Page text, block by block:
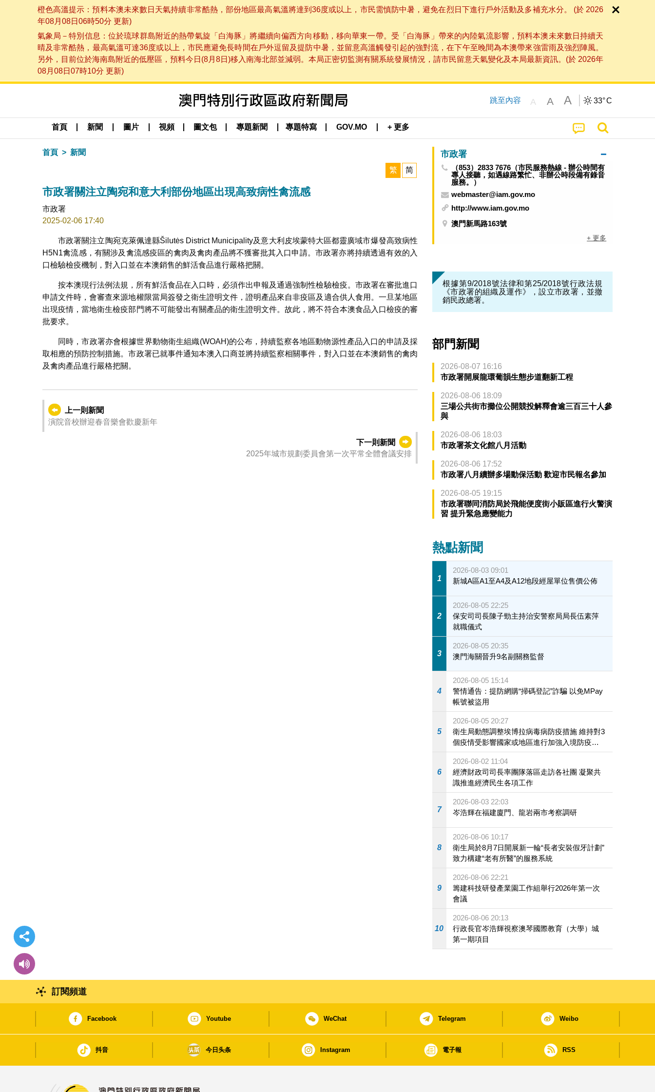
橙色高溫提示：預料本澳未來數日天氣持續非常酷熱，部份地區最高氣溫將達到36度或以上，市民需慎防中暑，避免在烈日下進行戶外活動及多補充水分。 (於 2026
年08月08日06時50分 更新)
氣象局－特別信息：位於琉球群島附近的熱帶氣旋「白海豚」將繼續向偏西方向移動，移向華東一帶。受「白海豚」帶來的內陸氣流影響，預料本澳未來數日持續天
晴及非常酷熱，最高氣溫可達36度或以上，市民應避免長時間在戶外逗留及提防中暑，並留意高溫觸發引起的強對流，在下午至晚間為本澳帶來強雷雨及強烈陣風。
另外，目前位於海南島附近的低壓區，預料今日(8月8日)移入南海北部並減弱。本局正密切監測有關系統發展情況，請市民留意天氣變化及本局最新資訊。(於 2026年
08月08日07時10分 更新)
跳至內容 A A A 33°C
首頁 新聞 圖片 視頻 圖文包 專題新聞 專題特寫 GOV.MO + 更多
首頁 新聞
繁 简
市政署關注立陶宛和意大利部份地區出現高致病性禽流感
市政署
2025-02-06 17:40
市政署關注立陶宛克萊佩達縣Šilutės District Municipality及意大利皮埃蒙特大區都靈廣域市爆發高致病性
H5N1禽流感，有關涉及禽流感疫區的禽肉及禽肉產品將不獲審批其入口申請。市政署亦將持續透過有效的入
口檢驗檢疫機制，對入口並在本澳銷售的鮮活食品進行嚴格把關。
按本澳現行法例法規，所有鮮活食品在入口時，必須作出申報及通過強制性檢驗檢疫。市政署在審批進口
申請文件時，會審查來源地權限當局簽發之衛生證明文件，證明產品來自非疫區及適合供人食用。一旦某地區
出現疫情，當地衛生檢疫部門將不可能發出有關產品的衛生證明文件。故此，將不符合本澳食品入口檢疫的審
批要求。
同時，市政署亦會根據世界動物衛生組織(WOAH)的公布，持續監察各地區動物源性產品入口的申請及採
取相應的預防控制措施。市政署已就事件通知本澳入口商並將持續監察相關事件，對入口並在本澳銷售的禽肉
及禽肉產品進行嚴格把關。
上一則新聞
演院音校辦迎春音樂會歡慶新年
下一則新聞
2025年城市規劃委員會第一次平常全體會議安排
市政署
（853）2833 7676（市民服務熱線 - 辦公時間有
專人接聽，如遇線路繁忙、非辦公時段備有錄音
服務。）
webmaster@iam.gov.mo
http://www.iam.gov.mo
澳門新馬路163號
+ 更多
根據第9/2018號法律和第25/2018號行政法規
《市政署的組織及運作》，設立市政署，並撤
銷民政總署。
部門新聞
2026-08-07 16:16
市政署開展龍環葡韻生態步道翻新工程
2026-08-06 18:09
三場公共街市攤位公開競投解釋會逾三百三十人參
與
2026-08-06 18:03
市政署茶文化館八月活動
2026-08-06 17:52
市政署八月續辦多場動保活動 歡迎市民報名參加
2026-08-05 19:15
市政署聯同消防局於飛能便度街小販區進行火警演
習 提升緊急應變能力
熱點新聞
1
2026-08-03 09:01
新城A區A1至A4及A12地段經屋單位售價公佈
2
2026-08-05 22:25
保安司司長陳子勁主持治安警察局局長伍素萍
就職儀式
3
2026-08-05 20:35
澳門海關晉升9名副關務監督
4
2026-08-05 15:14
警情通告：提防網購“掃碼登記”詐騙 以免MPay
帳號被盜用
5
2026-08-05 20:27
衛生局動態調整埃博拉病毒病防疫措施 維持對3
個疫情受影響國家或地區進行加強入境防疫措
施
6
2026-08-02 11:04
經濟財政司司長率團隊落區走訪各社團 凝聚共
識推進經濟民生各項工作
7
2026-08-03 22:03
岑浩輝在福建廈門、龍岩兩市考察調研
8
2026-08-06 10:17
衛生局於8月7日開展新一輪“長者安裝假牙計劃”
致力構建“老有所醫”的服務系統
9
2026-08-06 22:21
籌建科技研發產業園工作組舉行2026年第一次
會議
10
2026-08-06 20:13
行政長官岑浩輝視察澳琴國際教育（大學）城
第一期項目
訂閱頻道
Facebook Youtube WeChat Telegram Weibo
抖音 今日头条 Instagram 電子報 RSS